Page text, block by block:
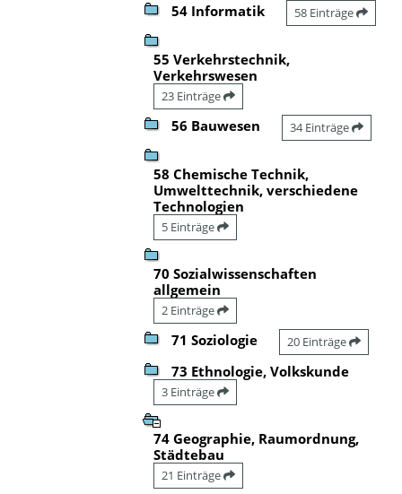
54 Informatik 58 Einträge
55 Verkehrstechnik,
Verkehrswesen
23 Einträge
56 Bauwesen 34 Einträge
58 Chemische Technik,
Umwelttechnik, verschiedene
Technologien
5 Einträge
70 Sozialwissenschaften
allgemein
2 Einträge
71 Soziologie 20 Einträge
73 Ethnologie, Volkskunde
3 Einträge
74 Geographie, Raumordnung,
Städtebau
21 Einträge